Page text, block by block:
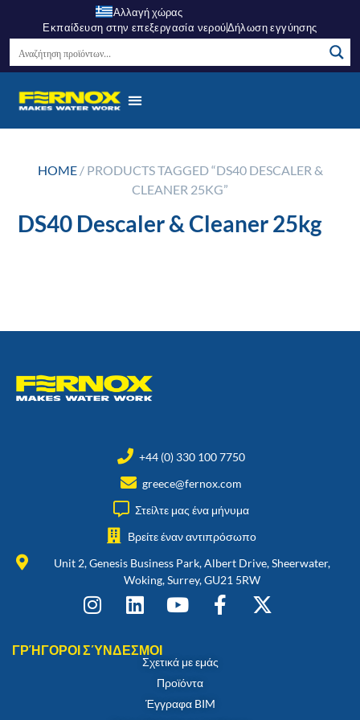
Αλλαγή χώρας
Εκπαίδευση στην επεξεργασία νερούΔήλωση εγγύησης
HOME/ PRODUCTS TAGGED “DS40 DESCALER &
CLEANER 25KG”
DS40 Descaler & Cleaner 25kg
+44 (0) 330 100 7750
greece@fernox.com
Στείλτε μας ένα μήνυμα
Βρείτε έναν αντιπρόσωπο
Unit 2, Genesis Business Park, Albert Drive, Sheerwater,
Woking, Surrey, GU21 5RW
ΓΡΉΓΟΡΟΙ ΣΎΝΔΕΣΜΟΙ
Σχετικά με εμάς
Προϊόντα
Έγγραφα BIM